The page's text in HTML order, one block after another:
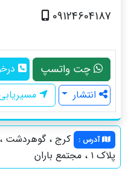
09124604187
چت واتسپ
انتشار
آدرس :
پلاك ١ ، مجتمع باران